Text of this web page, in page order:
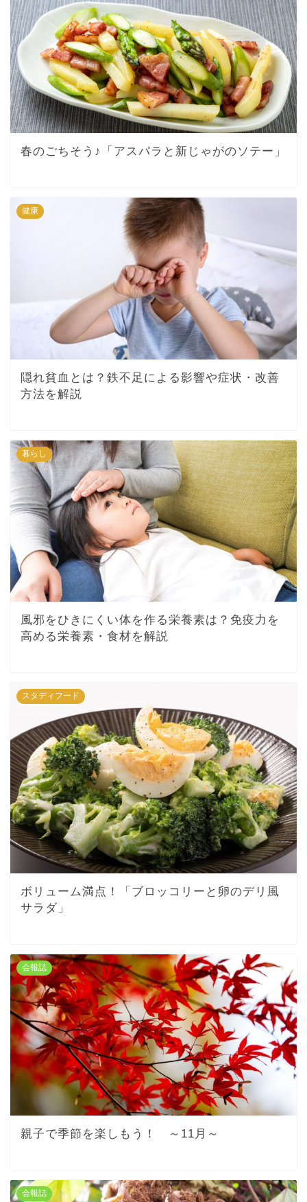
春のごちそう♪「アスパラと新じゃがのソテー」
健康
隠れ貧血とは？鉄不足による影響や症状・改善
方法を解説
暮らし
風邪をひきにくい体を作る栄養素は？免疫力を
高める栄養素・食材を解説
スタディフード
ボリューム満点！「ブロッコリーと卵のデリ風
サラダ」
会報誌
親子で季節を楽しもう！ ～11月～
会報誌